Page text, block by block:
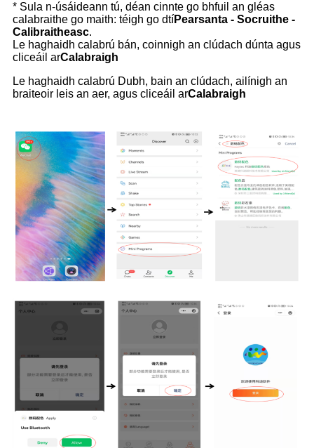
* Sula n-úsáideann tú, déan cinnte go bhfuil an gléas
calabraithe go maith: téigh go dtíPearsanta - Socruithe -
Calibraitheasc.
Le haghaidh calabrú bán, coinnigh an clúdach dúnta agus
cliceáil arCalabraigh
Le haghaidh calabrú Dubh, bain an clúdach, ailínigh an
braiteoir leis an aer, agus cliceáil arCalabraigh